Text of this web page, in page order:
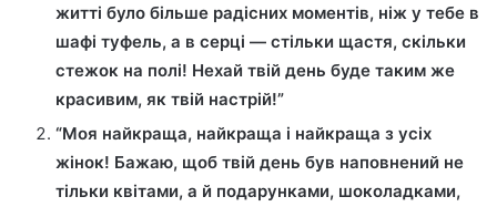
житті було більше радісних моментів, ніж у тебе в
шафі туфель, а в серці — стільки щастя, скільки
стежок на полі! Нехай твій день буде таким же
красивим, як твій настрій!”
“Моя найкраща, найкраща і найкраща з усіх
жінок! Бажаю, щоб твій день був наповнений не
тільки квітами, а й подарунками, шоколадками,